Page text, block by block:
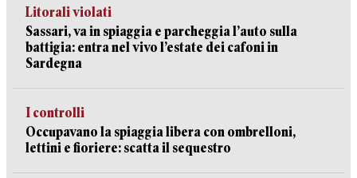
Litorali violati
Sassari, va in spiaggia e parcheggia l’auto sulla
battigia: entra nel vivo l’estate dei cafoni in
Sardegna
I controlli
Occupavano la spiaggia libera con ombrelloni,
lettini e fioriere: scatta il sequestro